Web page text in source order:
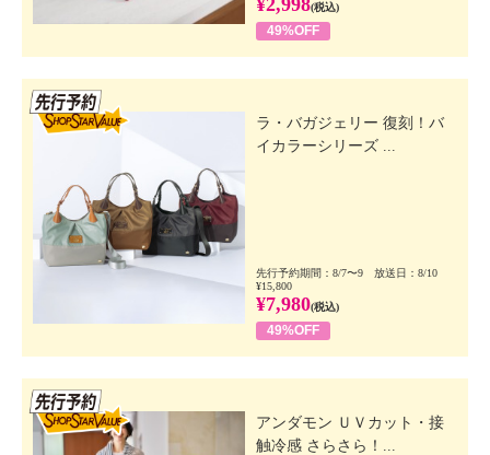
(税込)
49%OFF
ラ・バガジェリー 復刻！バ
イカラーシリーズ ...
先行予約期間：8/7〜9 放送日：8/10
¥15,800
¥7,980(税込)
49%OFF
アンダモン ＵＶカット・接
触冷感 さらさら！...